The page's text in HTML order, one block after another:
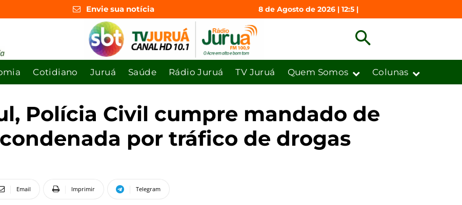
Envie sua notícia 8 de Agosto de 2026 | 12:5 |
Cotidiano Juruá Saúde Rádio Juruá TV Juruá Quem Somos Colunas
Polícia Civil cumpre mandado de
por tráfico de drogas
Email Imprimir Telegram